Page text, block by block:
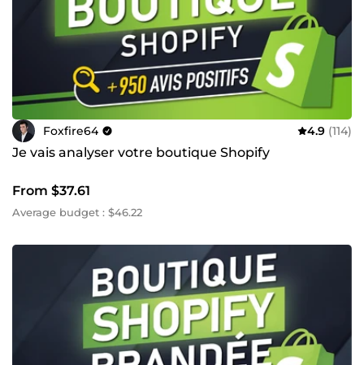
Foxfire64 4.9 (114)
Je vais analyser votre boutique Shopify
From $37.61
Average budget : $46.22